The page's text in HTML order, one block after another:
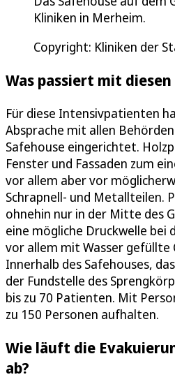
Kliniken in Merheim.
Copyright: Kliniken der
Was passiert mit
Für diese Intensivpatienten
Absprache mit allen
Safehouse eingerichtet.
Fenster und Fassaden zum
vor allem aber vor
Schrapnell- und Metallteilen.
ohnehin nur in der Mitte des
eine mögliche Druckwelle
vor allem mit Wasser gefüllte
Innerhalb des Safehouses,
der Fundstelle des
bis zu 70 Patienten. Mit
zu 150 Personen aufhalten.
Wie läuft die
ab?